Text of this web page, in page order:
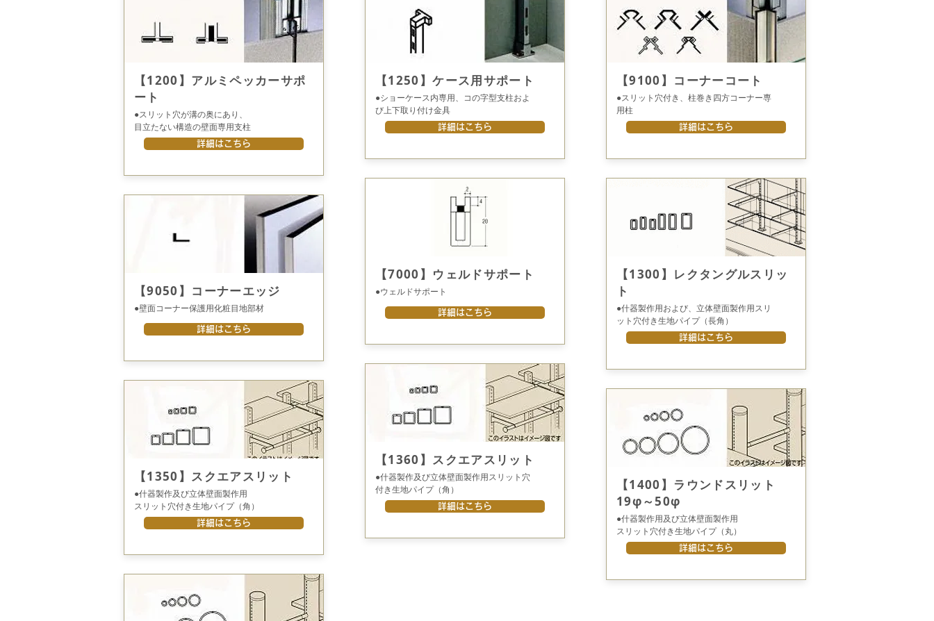
【1200】アルミペッカーサポ
ート
●スリット穴が溝の奥にあり、
目立たない構造の壁面専用支柱
詳細はこちら
【9050】コーナーエッジ
●壁面コーナー保護用化粧目地部材
詳細はこちら
【1350】スクエアスリット
●什器製作及び立体壁面製作用
スリット穴付き生地パイプ（角）
詳細はこちら
【1250】ケース用サポート
●ショーケース内専用、コの字型支柱およ
び上下取り付け金具
詳細はこちら
【7000】ウェルドサポート
●ウェルドサポート
詳細はこちら
【1360】スクエアスリット
●什器製作及び立体壁面製作用スリット穴
付き生地パイプ（角）
詳細はこちら
【9100】コーナーコート
●スリット穴付き、柱巻き四方コーナー専
用柱
詳細はこちら
【1300】レクタングルスリッ
ト
●什器製作用および、立体壁面製作用スリ
ット穴付き生地パイプ（長角）
詳細はこちら
【1400】ラウンドスリット
19φ～50φ
●什器製作用及び立体壁面製作用
スリット穴付き生地パイプ（丸）
詳細はこちら